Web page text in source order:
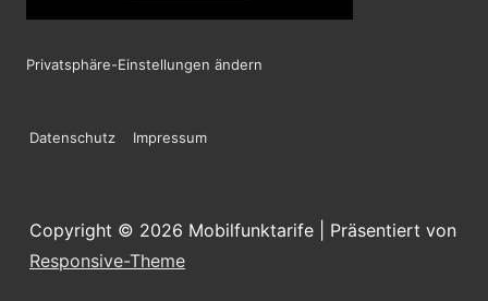
Privatsphäre-Einstellungen ändern
Footer-
Datenschutz Impressum
Copyright © 2026 Mobilfunktarife
| Präsentiert von
Responsive-Theme